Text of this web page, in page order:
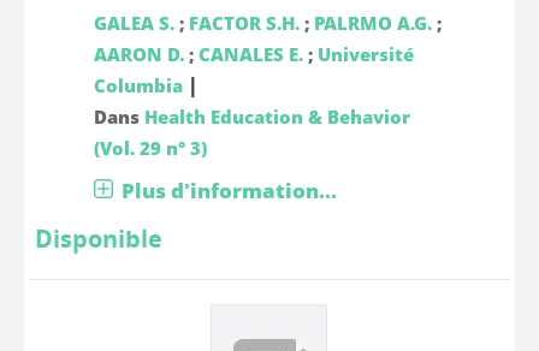
GALEA S.; FACTOR S.H.; PALRMO A.G.;
AARON D.; CANALES E.; Université
Columbia |
Dans Health Education & Behavior
(Vol. 29 n° 3)
Plus d'information...
Disponible